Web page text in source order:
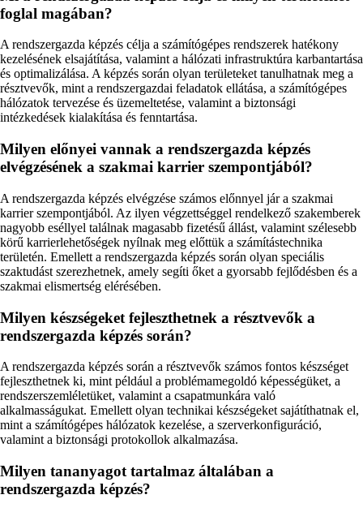
foglal magában?
A rendszergazda képzés célja a számítógépes rendszerek hatékony
kezelésének elsajátítása, valamint a hálózati infrastruktúra karbantartása
és optimalizálása. A képzés során olyan területeket tanulhatnak meg a
résztvevők, mint a rendszergazdai feladatok ellátása, a számítógépes
hálózatok tervezése és üzemeltetése, valamint a biztonsági
intézkedések kialakítása és fenntartása.
Milyen előnyei vannak a rendszergazda képzés
elvégzésének a szakmai karrier szempontjából?
A rendszergazda képzés elvégzése számos előnnyel jár a szakmai
karrier szempontjából. Az ilyen végzettséggel rendelkező szakemberek
nagyobb eséllyel találnak magasabb fizetésű állást, valamint szélesebb
körű karrierlehetőségek nyílnak meg előttük a számítástechnika
területén. Emellett a rendszergazda képzés során olyan speciális
szaktudást szerezhetnek, amely segíti őket a gyorsabb fejlődésben és a
szakmai elismertség elérésében.
Milyen készségeket fejleszthetnek a résztvevők a
rendszergazda képzés során?
A rendszergazda képzés során a résztvevők számos fontos készséget
fejleszthetnek ki, mint például a problémamegoldó képességüket, a
rendszerszemléletüket, valamint a csapatmunkára való
alkalmasságukat. Emellett olyan technikai készségeket sajátíthatnak el,
mint a számítógépes hálózatok kezelése, a szerverkonfiguráció,
valamint a biztonsági protokollok alkalmazása.
Milyen tananyagot tartalmaz általában a
rendszergazda képzés?